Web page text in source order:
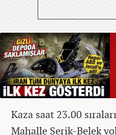
Kaza saat 23.00
Mahalle Serik-Belek